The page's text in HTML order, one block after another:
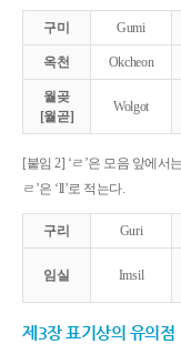
구미 Gumi
옥천 Okcheon
월곶
[월곧]
Wolgot
[붙임 2] ‘ㄹ’은 모음 앞에서
ㄹ’은 ‘ll’로 적는다.
구리 Guri
임실 Imsil
제3장 표기상의 유의점